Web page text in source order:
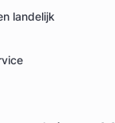
landelijk